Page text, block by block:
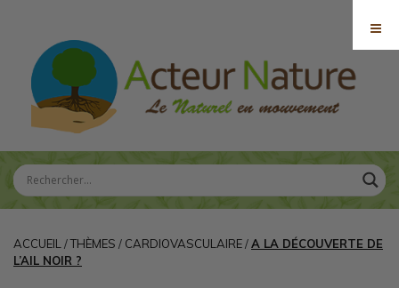
ACCUEIL /THÈMES / CARDIOVASCULAIRE/A LA DÉCOUVERTE DE
L’AIL NOIR ?